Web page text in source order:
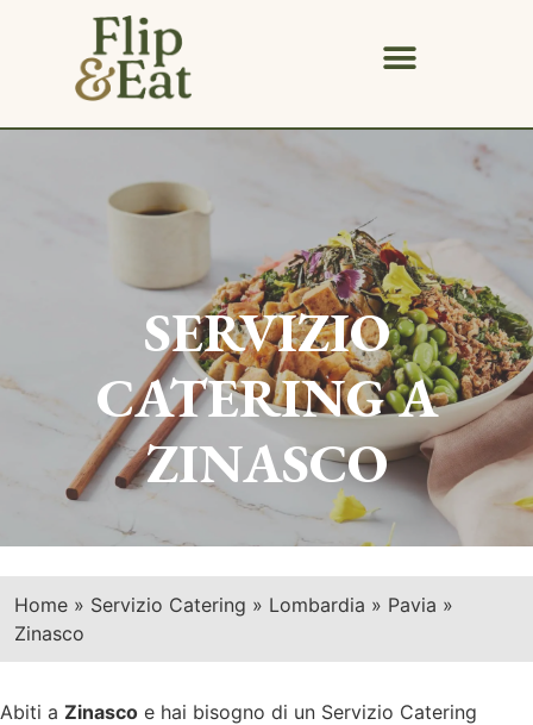
SERVIZIO
CATERING A
ZINASCO
Home » Servizio Catering » Lombardia » Pavia »
Zinasco
Abiti a Zinasco e hai bisogno di un Servizio Catering